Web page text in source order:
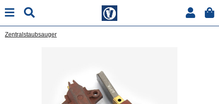
Zentralstaubsauger